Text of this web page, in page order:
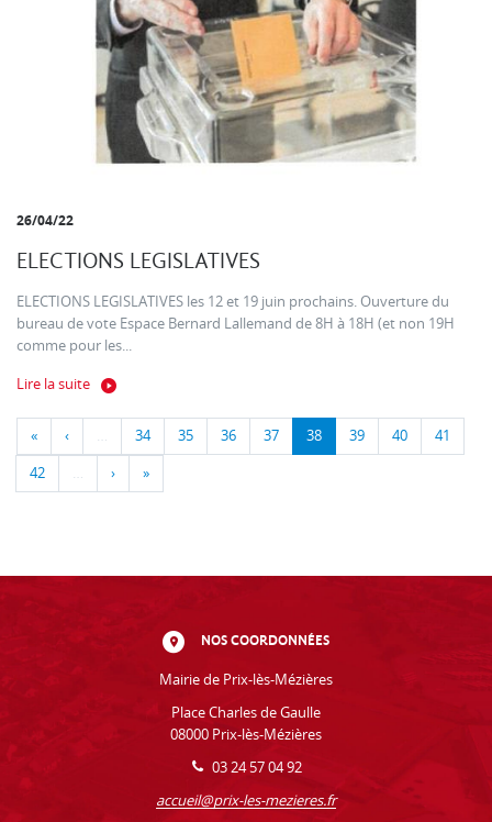
26/04/22
ELECTIONS LEGISLATIVES
ELECTIONS LEGISLATIVES les 12 et 19 juin prochains. Ouverture du
bureau de vote Espace Bernard Lallemand de 8H à 18H (et non 19H
comme pour les...
Lire la suite
« ‹ … 34 35 36 37 38 39 40 41
42 … › »
NOS COORDONNÉES
Mairie de Prix-lès-Mézières
Place Charles de Gaulle
08000 Prix-lès-Mézières
03 24 57 04 92
accueil@prix-les-mezieres.fr